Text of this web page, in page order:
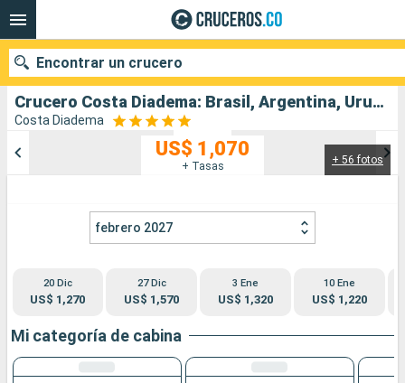
Crucero Costa Diadema: Brasil, Argentina, Uruguay salida desde Santos
Costa Diadema
+ 56 fotos
US$ 1,070
+ Tasas
febrero 2027
20 Dic
US$ 1,270
27 Dic
US$ 1,570
3 Ene
US$ 1,320
10 Ene
US$ 1,220
Mi categoría de cabina
Encontrar un crucero
Compañías
Buscar